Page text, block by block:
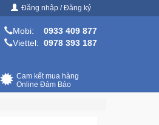
Đăng nhập / Đăng ký
Mobi:
0933 409 877
Viettel: 0978 393 187
Cam kết mua hàng
Online Đảm Bảo